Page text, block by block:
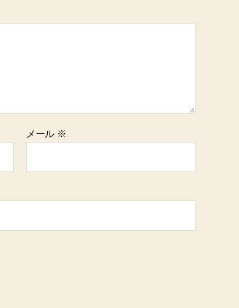
メール ※